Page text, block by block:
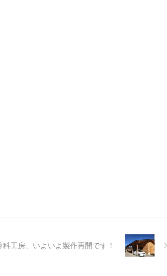
科工房、いよいよ製作再開です！